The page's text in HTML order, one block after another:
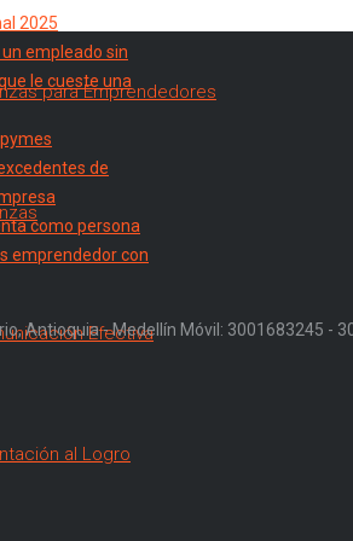
para Emprendedores
Efectiva
al Logro
2025
empleado sin
le cueste una
de
como persona
emprendedor con
Antioquia - Medellín Móvil: 3001683245 -